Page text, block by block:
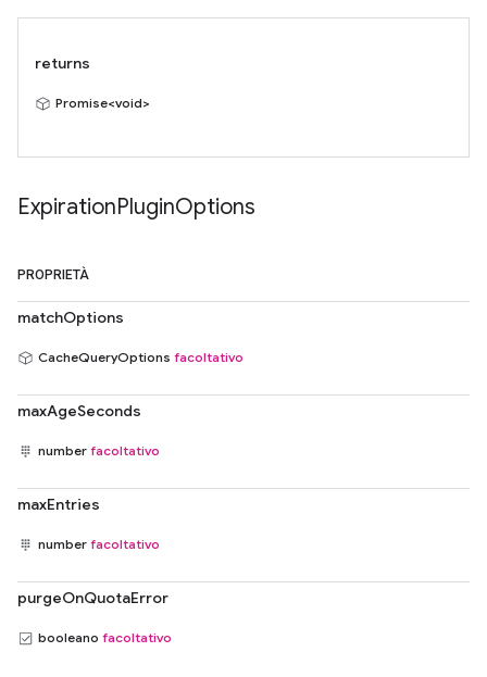
returns
Promise<void>
ExpirationPluginOptions
PROPRIETÀ
matchOptions
CacheQueryOptions facoltativo
maxAgeSeconds
number facoltativo
maxEntries
number facoltativo
purgeOnQuotaError
booleano facoltativo